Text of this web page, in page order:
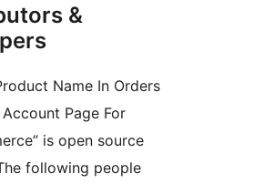
&
Name In Orders
Page For
is open source
following people